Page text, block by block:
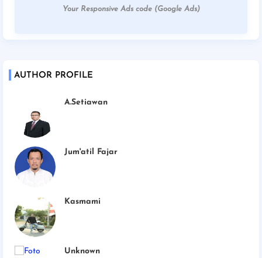
Your Responsive Ads code (Google Ads)
AUTHOR PROFILE
A.Setiawan
Jum'atil Fajar
Kasmami
Unknown